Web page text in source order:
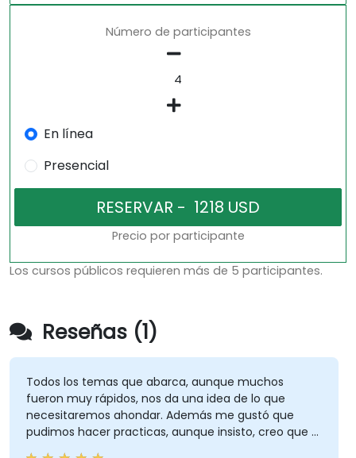
Número de participantes
En línea
Presencial
Precio por participante
Los cursos públicos requieren más de 5 participantes.
Reseñas (1)
Todos los temas que abarca, aunque muchos
fueron muy rápidos, nos da una idea de lo que
necesitaremos ahondar. Además me gustó que
pudimos hacer practicas, aunque insisto, creo que el
curso amerita mas.